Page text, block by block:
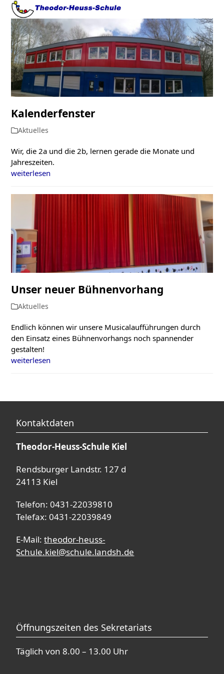
Skip
content
Open
mobile
menu
Close
mobile
menu
Kalenderfenster
Aktuelles
Wir, die 2a und die 2b, lernen gerade die Monate und
Jahreszeiten.
weiterlesen
Unser neuer Bühnenvorhang
Aktuelles
Endlich können wir unsere Musicalaufführungen durch
den Einsatz eines Bühnenvorhangs noch spannender
gestalten!
weiterlesen
Kontaktdaten
Theodor-Heuss-Schule Kiel
Rendsburger Landstr. 127 d
24113 Kiel
Telefon: 0431-22039810
Telefax: 0431-22039849
E-Mail:theodor-heuss-
Schule.kiel@schule.landsh.de
Öffnungszeiten des Sekretariats
Täglich von 8.00 – 13.00 Uhr